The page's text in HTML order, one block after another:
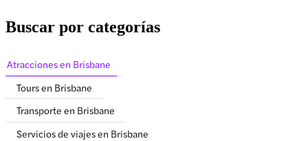
Buscar por categorías
Atracciones en Brisbane
Tours en Brisbane
Transporte en Brisbane
Servicios de viajes en Brisbane